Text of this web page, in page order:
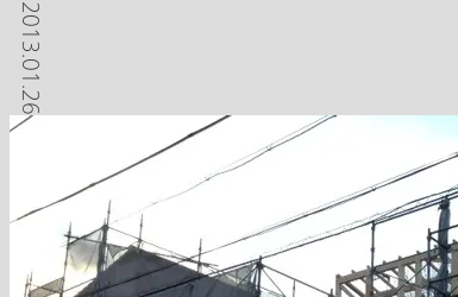
2013.01.26